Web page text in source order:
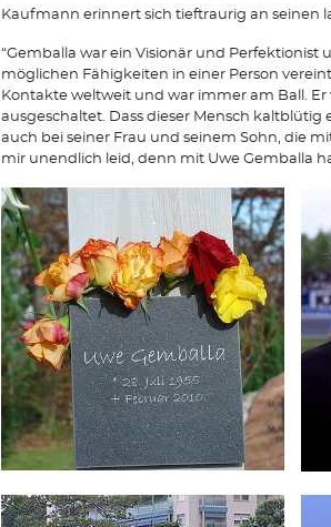
Kaufmann erinnert sich tieftraurig an seinen
“Gemballa war ein Visionär und Perfektionist
möglichen Fähigkeiten in einer Person
Kontakte weltweit und war immer am Ball.
ausgeschaltet. Dass dieser Mensch
auch bei seiner Frau und seinem Sohn, die
mir unendlich leid, denn mit Uwe Gemballa